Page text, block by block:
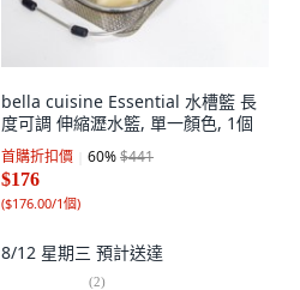
bella cuisine Essential 水槽籃 長
度可調 伸縮瀝水籃, 單一顏色, 1個
首購折扣價 60%$441
$176
($176.00/1個)
8/12 星期三 預計送達
(2)